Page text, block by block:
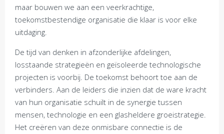
maar bouwen we aan een veerkrachtige,
toekomstbestendige organisatie die klaar is voor elke
uitdaging.
De tijd van denken in afzonderlijke afdelingen,
losstaande strategieën en geïsoleerde technologische
projecten is voorbij. De toekomst behoort toe aan de
verbinders. Aan de leiders die inzien dat de ware kracht
van hun organisatie schuilt in de synergie tussen
mensen, technologie en een glasheldere groeistrategie.
Het creëren van deze onmisbare connectie is de